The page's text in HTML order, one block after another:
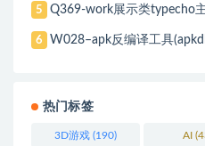
5 Q369-work展示类typecho
6 W028–apk反编译工具
热门标签
3D游戏 (190) AI